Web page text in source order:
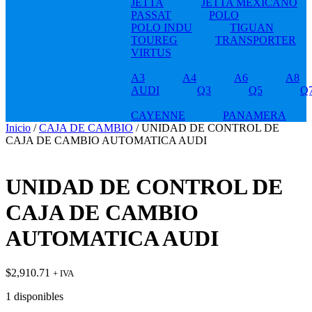
JETTA
JETTA MEXICANO
PASSAT
POLO
POLO INDU
TIGUAN
TOUREG
TRANSPORTER
VIRTUS
A3 A4 A6
A8
AUDI
Q3 Q5
CAYENNE
PANAMERA
Inicio /CAJA DE CAMBIO / UNIDAD DE CONTROL DE
CAJA DE CAMBIO AUTOMATICA AUDI
UNIDAD DE CONTROL DE
CAJA DE CAMBIO
AUTOMATICA AUDI
$2,910.71 + IVA
1 disponibles